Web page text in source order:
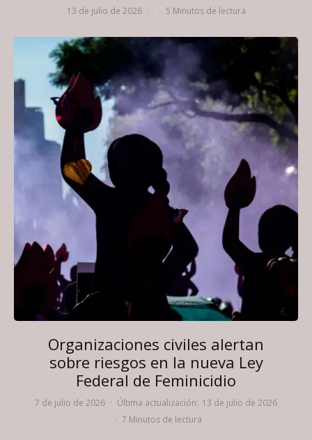
13 de julio de 2026 · · 5 Minutos de lectura
Organizaciones civiles alertan
sobre riesgos en la nueva Ley
Federal de Feminicidio
7 de julio de 2026 · Última actualización: 13 de julio de 2026
· 7 Minutos de lectura